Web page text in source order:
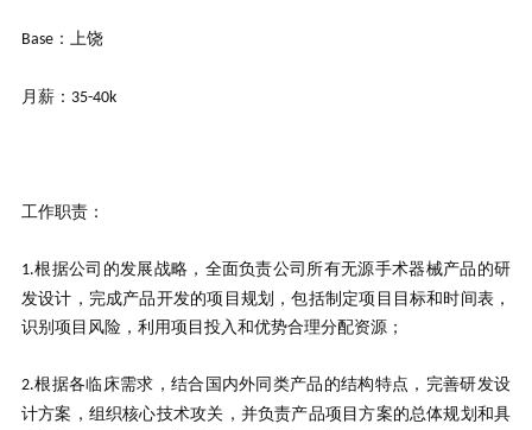
Base：上饶
月薪： 35-40k
工作职责：
1.根据公司的发展战略，全面负责公司所有无源手术器械产品的研
发设计，完成产品开发的项目规划，包括制定项目目标和时间表，
识别项目风险，利用项目投入和优势合理分配资源；
2.根据各临床需求，结合国内外同类产品的结构特点，完善研发设
计方案，组织核心技术攻关，并负责产品项目方案的总体规划和具